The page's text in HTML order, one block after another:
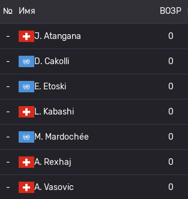
№ Имя ВОЗР
- J. Atangana 0
- D. Cakolli 0
- E. Etoski 0
- L. Kabashi 0
- M. Mardochée 0
- A. Rexhaj 0
- A. Vasovic 0